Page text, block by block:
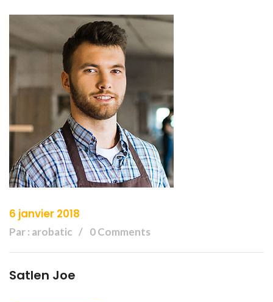
6 janvier 2018
Par : arobatic 0 Comments
Satlen Joe